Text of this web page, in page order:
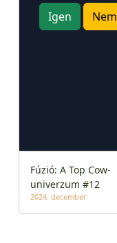
Igen
Nem
Fúzió: A Top Cow-
univerzum #12
2024. december